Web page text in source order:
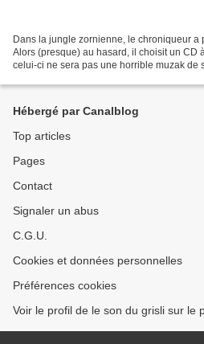
Dans la jungle zornienne, le chroniqueur a
Alors (presque) au hasard, il choisit un CD
celui-ci ne sera pas une horrible muzak de
Hébergé par Canalblog
Top articles
Pages
Contact
Signaler un abus
C.G.U.
Cookies et données personnelles
Préférences cookies
Voir le profil de le son du grisli sur le